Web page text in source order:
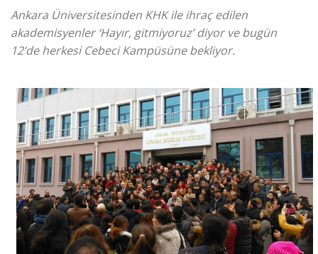
Ankara Üniversitesinden KHK ile ihraç edilen
akademisyenler ‘Hayır, gitmiyoruz’ diyor ve bugün
12’de herkesi Cebeci Kampüsüne bekliyor.